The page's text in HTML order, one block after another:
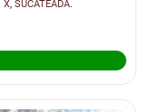
SUCATEADA.